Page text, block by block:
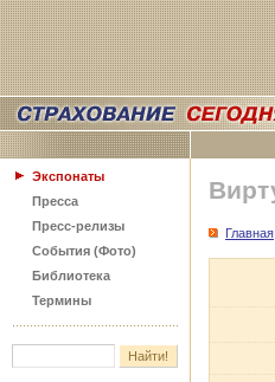
Экспонаты
Пресса
Пресс-релизы
События (Фото)
Библиотека
Термины
Главная